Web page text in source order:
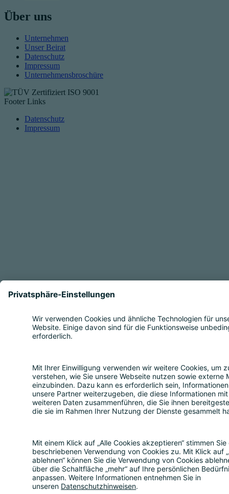
Über uns
Unternehmen
Unser Beirat
Datenschutz
Impressum
Unternehmensbroschüre
Footer Links
Datenschutz
Impressum